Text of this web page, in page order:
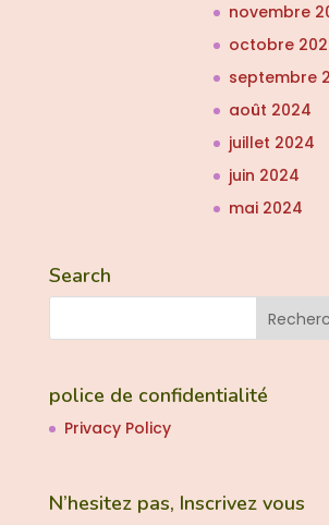
novembre
octobre
septembre
août 2024
juillet 2024
juin 2024
mai 2024
Search
police de confidentialité
Privacy Policy
N’hesitez pas, Inscrivez vous